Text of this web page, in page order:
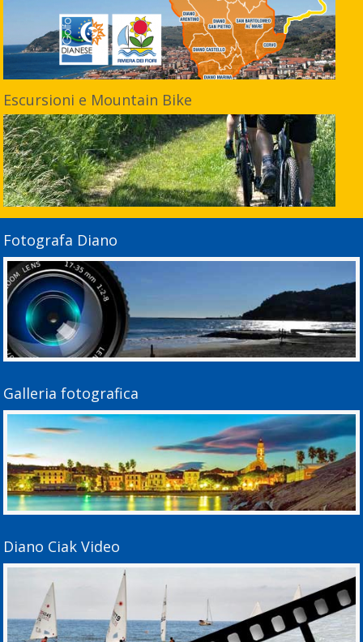
Escursioni e Mountain Bike
Fotografa Diano
Galleria fotografica
Diano Ciak Video